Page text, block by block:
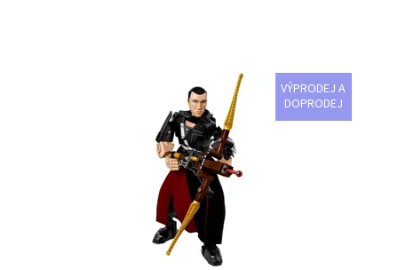
VÝPRODEJ A
DOPRODEJ
Věř svým smyslům s touto sestavitelnou a pohyblivou
figurkou LEGO® Star Wars Chirruta Îmwe.
Skladem2